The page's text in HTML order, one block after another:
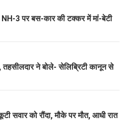
3 पर बस-कार की टक्कर में मां-बेटी
तहसीलदार ने बोले- सेलिब्रिटी कानून से
सवार को रौंदा, मौके पर मौत, आधी रात